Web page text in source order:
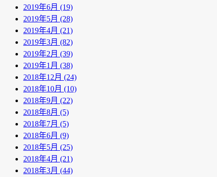
2019年6月 (19)
2019年5月 (28)
2019年4月 (21)
2019年3月 (82)
2019年2月 (39)
2019年1月 (38)
2018年12月 (24)
2018年10月 (10)
2018年9月 (22)
2018年8月 (5)
2018年7月 (5)
2018年6月 (9)
2018年5月 (25)
2018年4月 (21)
2018年3月 (44)